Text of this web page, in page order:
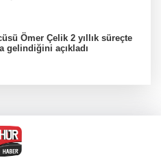
Ömer Çelik 2 yıllık süreçte
gelindiğini açıkladı
yerçekimi 7 saniyelik
NASA yanıtladı